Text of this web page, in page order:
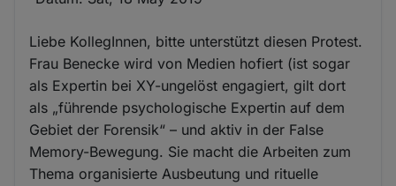
Liebe KollegInnen, bitte unterstützt diesen Protest.
Frau Benecke wird von Medien hofiert (ist sogar
als Expertin bei XY-ungelöst engagiert, gilt dort
als „führende psychologische Expertin auf dem
Gebiet der Forensik“ – und aktiv in der False
Memory-Bewegung. Sie macht die Arbeiten zum
Thema organisierte Ausbeutung und rituelle